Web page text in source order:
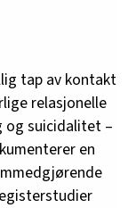
tap av kontakt
relasjonelle
og suicidalitet –
en